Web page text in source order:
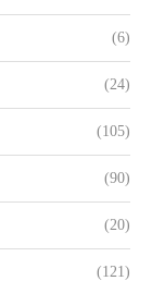
(6)
(24)
(105)
(90)
(20)
(121)